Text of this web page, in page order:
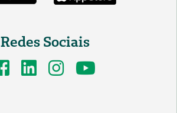
Redes Sociais